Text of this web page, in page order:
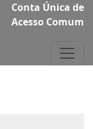
Conta Única de
Acesso Comum